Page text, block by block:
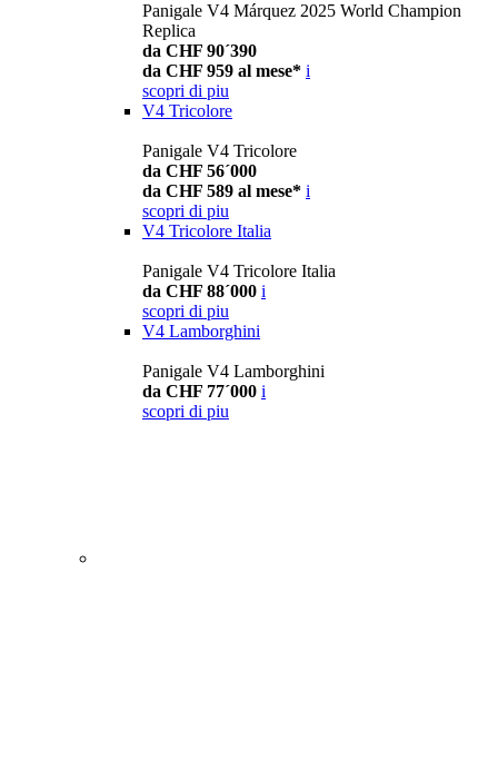
Panigale V4 Márquez 2025 World Champion
Replica
da CHF 90´390
da CHF 959 al mese* i
scopri di piu
V4 Tricolore
Panigale V4 Tricolore
da CHF 56´000
da CHF 589 al mese* i
scopri di piu
V4 Tricolore Italia
Panigale V4 Tricolore Italia
da CHF 88´000 i
scopri di piu
V4 Lamborghini
Panigale V4 Lamborghini
da CHF 77´000 i
scopri di piu